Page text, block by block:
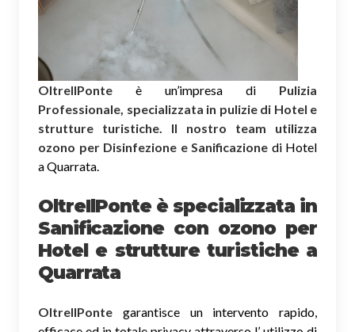
OltreIlPonte è un’impresa di Pulizia
Professionale, specializzata in pulizie di Hotel e
strutture turistiche. Il nostro team utilizza
ozono per Disinfezione e Sanificazione di Hotel
a Quarrata.
OltreIlPonte è specializzata in
Sanificazione con ozono per
Hotel e strutture turistiche a
Quarrata
OltreIlPonte garantisce un intervento rapido,